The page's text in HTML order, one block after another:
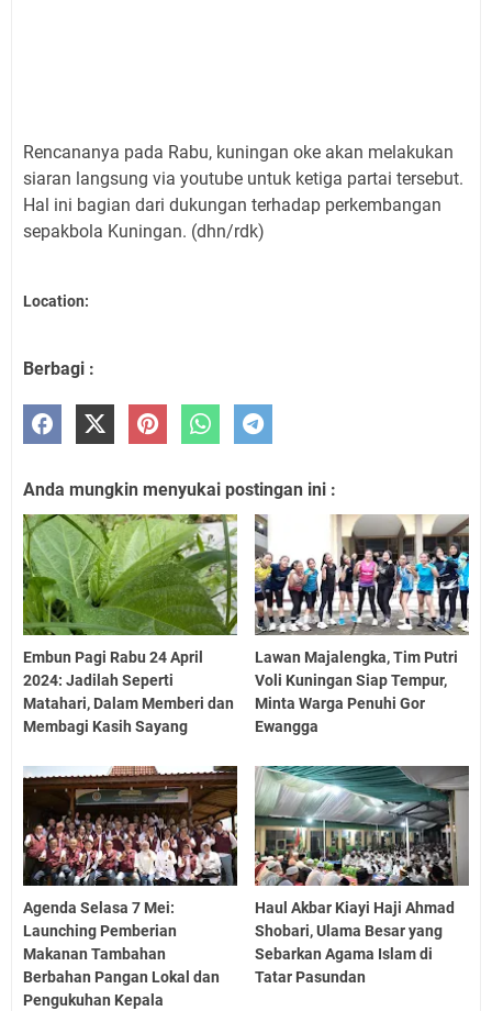
Rencananya pada Rabu, kuningan oke akan melakukan
siaran langsung via youtube untuk ketiga partai tersebut.
Hal ini bagian dari dukungan terhadap perkembangan
sepakbola Kuningan. (dhn/rdk)
Location:
Berbagi :
Anda mungkin menyukai postingan ini :
Embun Pagi Rabu 24 April
2024: Jadilah Seperti
Matahari, Dalam Memberi dan
Membagi Kasih Sayang
Lawan Majalengka, Tim Putri
Voli Kuningan Siap Tempur,
Minta Warga Penuhi Gor
Ewangga
Agenda Selasa 7 Mei:
Launching Pemberian
Makanan Tambahan
Berbahan Pangan Lokal dan
Pengukuhan Kepala
Haul Akbar Kiayi Haji Ahmad
Shobari, Ulama Besar yang
Sebarkan Agama Islam di
Tatar Pasundan